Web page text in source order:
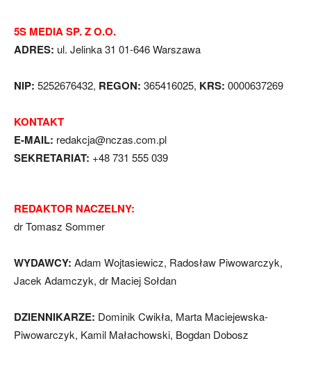
5S MEDIA SP. Z O.O.
ADRES: ul. Jelinka 31 01-646 Warszawa
NIP: 5252676432, REGON: 365416025, KRS: 0000637269
KONTAKT
E-MAIL: redakcja@nczas.com.pl
SEKRETARIAT: +48 731 555 039
REDAKTOR NACZELNY:
dr Tomasz Sommer
WYDAWCY: Adam Wojtasiewicz, Radosław Piwowarczyk,
Jacek Adamczyk, dr Maciej Sołdan
DZIENNIKARZE: Dominik Cwikła, Marta Maciejewska-
Piwowarczyk, Kamil Małachowski, Bogdan Dobosz